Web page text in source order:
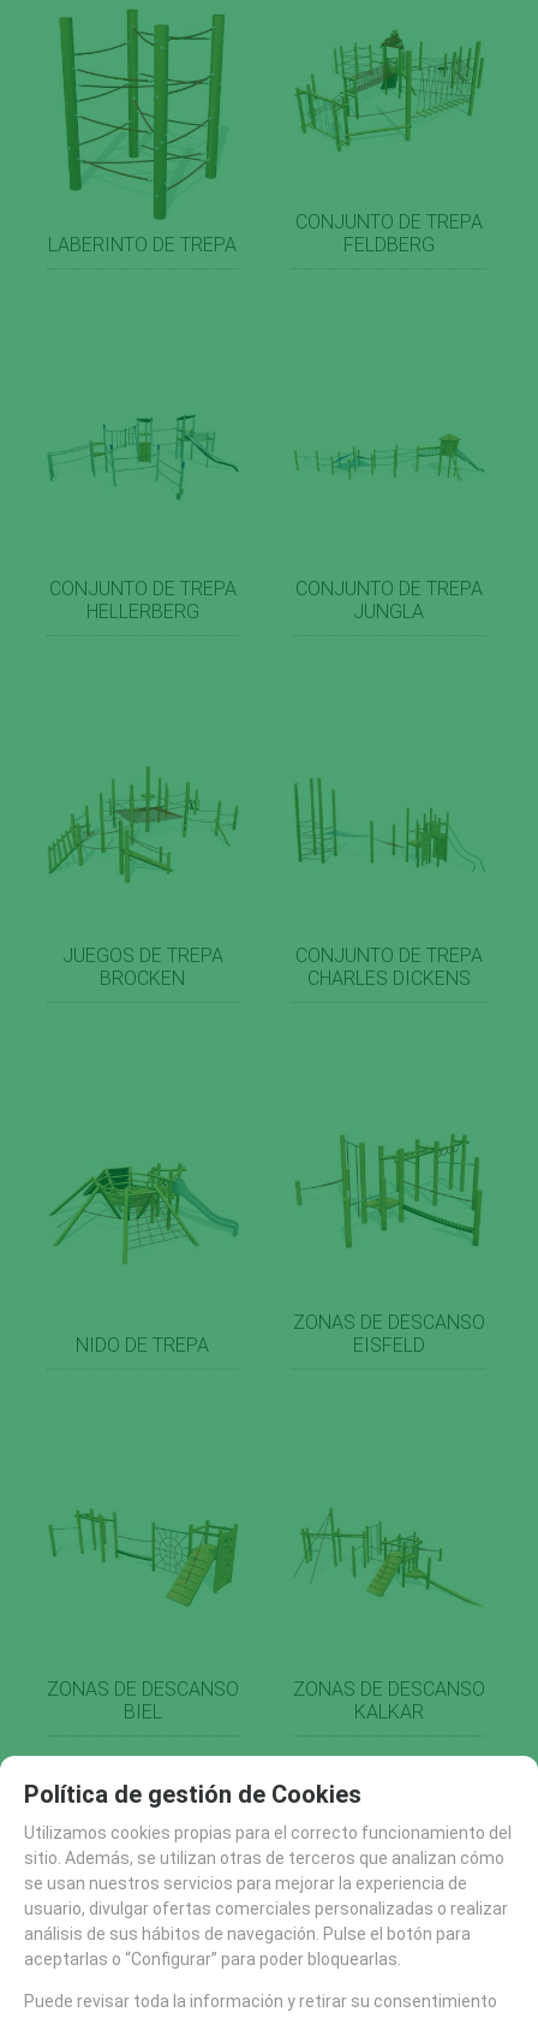
LABERINTO DE TREPA
CONJUNTO DE TREPA
FELDBERG
CONJUNTO DE TREPA
HELLERBERG
CONJUNTO DE TREPA
JUNGLA
JUEGOS DE TREPA
BROCKEN
CONJUNTO DE TREPA
CHARLES DICKENS
NIDO DE TREPA
ZONAS DE DESCANSO
EISFELD
ZONAS DE DESCANSO
BIEL
ZONAS DE DESCANSO
KALKAR
Política de gestión de Cookies
Utilizamos cookies propias para el correcto funcionamiento del
sitio. Además, se utilizan otras de terceros que analizan cómo
se usan nuestros servicios para mejorar la experiencia de
usuario, divulgar ofertas comerciales personalizadas o realizar
análisis de sus hábitos de navegación. Pulse el botón para
aceptarlas o “Configurar” para poder bloquearlas.
Puede revisar toda la información y retirar su consentimiento